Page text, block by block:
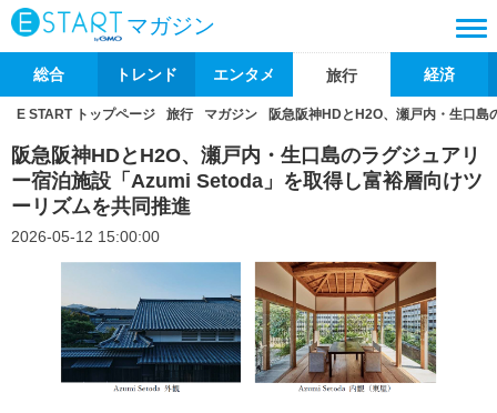
マガジン
総合 トレンド エンタメ 旅行 経済
E START トップページ 旅行 マガジン 阪急阪神HDとH2O、瀬戸内・生口
阪急阪神HDとH2O、瀬戸内・生口島のラグジュアリ
ー宿泊施設「Azumi Setoda」を取得し富裕層向けツ
ーリズムを共同推進
2026-05-12 15:00:00